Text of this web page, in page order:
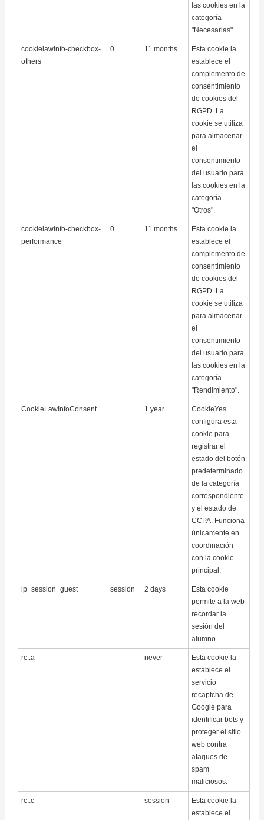
las cookies en la
categoría
"Necesarias".
cookielawinfo-checkbox-
others
0 11 months
Esta cookie la
establece el
complemento de
consentimiento
de cookies del
RGPD. La
cookie se utiliza
para almacenar
el
consentimiento
del usuario para
las cookies en la
categoría
"Otros".
cookielawinfo-checkbox-
performance
0 11 months
Esta cookie la
establece el
complemento de
consentimiento
de cookies del
RGPD. La
cookie se utiliza
para almacenar
el
consentimiento
del usuario para
las cookies en la
categoría
"Rendimiento".
CookieLawInfoConsent 1 year
CookieYes
configura esta
cookie para
registrar el
estado del botón
predeterminado
de la categoría
correspondiente
y el estado de
CCPA. Funciona
únicamente en
coordinación
con la cookie
principal.
lp_session_guest session 2 days
Esta cookie
permite a la web
recordar la
sesión del
alumno.
rc::a never
Esta cookie la
establece el
servicio
recaptcha de
Google para
identificar bots y
proteger el sitio
web contra
ataques de
spam
maliciosos.
rc::c session
Esta cookie la
establece el